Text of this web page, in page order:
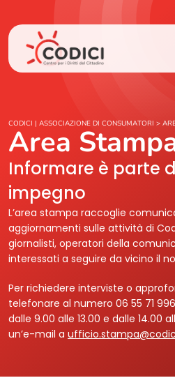
Chi Siamo
Cosa Facciamo
Area Stampa
Login
CODICI | ASSOCIAZIONE DI CONSUMATORI >
Area
Informare è parte
impegno
L’area stampa raccoglie
aggiornamenti sulle attività di
giornalisti, operatori della
interessati a seguire da vicino il
Per richiedere interviste o
telefonare al numero 06 55 71
dalle 9.00 alle 13.00 e dalle 14.00
un’e-mail a